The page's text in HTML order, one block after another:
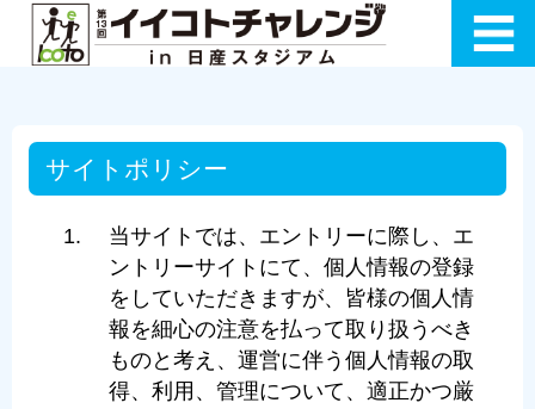
サイトポリシー
当サイトでは、エントリーに際し、エ
ントリーサイトにて、個人情報の登録
をしていただきますが、皆様の個人情
報を細心の注意を払って取り扱うべき
ものと考え、運営に伴う個人情報の取
得、利用、管理について、適正かつ厳